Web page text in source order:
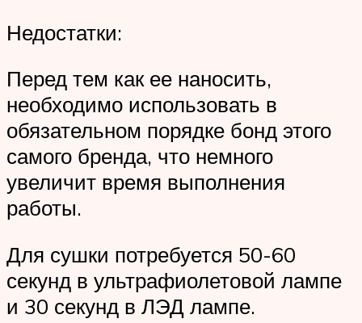
Недостатки:
Перед тем как ее наносить,
необходимо использовать в
обязательном порядке бонд этого
самого бренда, что немного
увеличит время выполнения
работы.
Для сушки потребуется 50-60
секунд в ультрафиолетовой лампе
и 30 секунд в ЛЭД лампе.